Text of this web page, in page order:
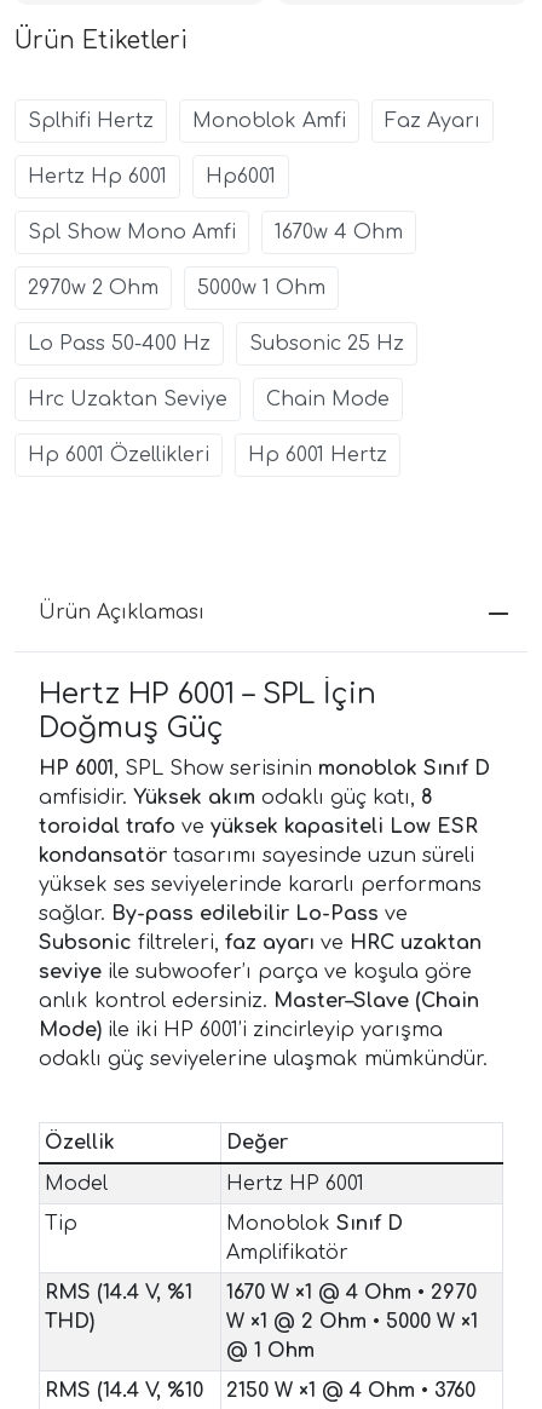
Ürün Etiketleri
Splhifi Hertz Monoblok Amfi Faz Ayarı
Hertz Hp 6001 Hp6001
Spl Show Mono Amfi 1670w 4 Ohm
2970w 2 Ohm 5000w 1 Ohm
Lo Pass 50-400 Hz Subsonic 25 Hz
Hrc Uzaktan Seviye Chain Mode
Hp 6001 Özellikleri Hp 6001 Hertz
Ürün Açıklaması
Hertz HP 6001 – SPL İçin
Doğmuş Güç
HP 6001, SPL Show serisinin monoblok Sınıf D
amfisidir. Yüksek akım odaklı güç katı, 8
toroidal trafo ve yüksek kapasiteli Low ESR
kondansatör tasarımı sayesinde uzun süreli
yüksek ses seviyelerinde kararlı performans
sağlar. By-pass edilebilir Lo-Pass ve
Subsonic filtreleri, faz ayarı ve HRC uzaktan
seviye ile subwoofer’ı parça ve koşula göre
anlık kontrol edersiniz. Master–Slave (Chain
Mode) ile iki HP 6001’i zincirleyip yarışma
odaklı güç seviyelerine ulaşmak mümkündür.
Özellik
Değer
Model
Hertz HP 6001
Tip
Monoblok Sınıf D
Amplifikatör
RMS (14.4 V, %1
THD)
1670 W ×1 @ 4 Ohm • 2970
W ×1 @ 2 Ohm • 5000 W ×1
@ 1 Ohm
RMS (14.4 V, %10
2150 W ×1 @ 4 Ohm • 3760